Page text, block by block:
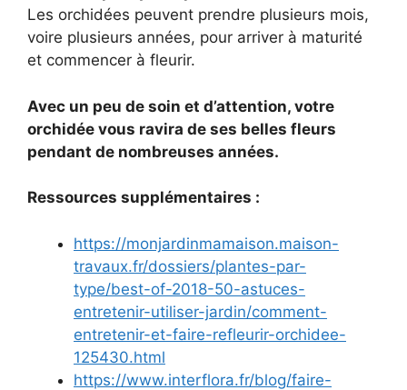
Les orchidées peuvent prendre plusieurs mois,
voire plusieurs années, pour arriver à maturité
et commencer à fleurir.
Avec un peu de soin et d’attention, votre
orchidée vous ravira de ses belles fleurs
pendant de nombreuses années.
Ressources supplémentaires :
https://monjardinmamaison.maison-
travaux.fr/dossiers/plantes-par-
type/best-of-2018-50-astuces-
entretenir-utiliser-jardin/comment-
entretenir-et-faire-refleurir-orchidee-
125430.html
https://www.interflora.fr/blog/faire-